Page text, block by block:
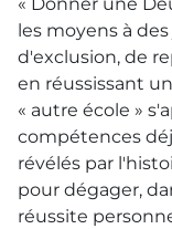
« Donner une
les moyens à
d'exclusion, de
en réussissant
« autre école »
compétences
révélés par
pour dégager,
réussite